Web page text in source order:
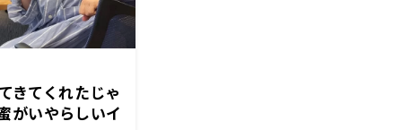
きてくれたじゃ
がいやらしいイ